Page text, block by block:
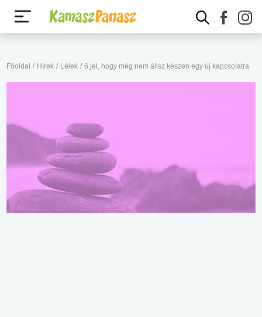
Főoldal / Hírek / Lélek / 6 jel, hogy még nem állsz készen egy új kapcsolatra